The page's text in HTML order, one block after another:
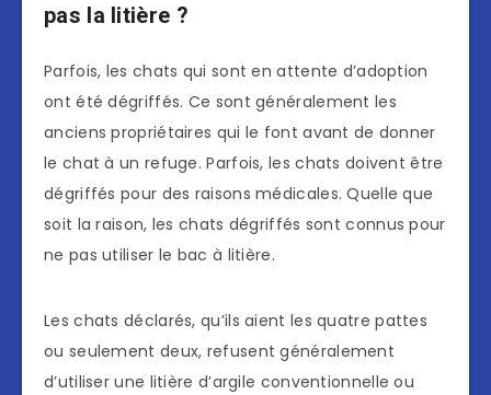
pas la litière ?
Parfois, les chats qui sont en attente d’adoption
ont été dégriffés. Ce sont généralement les
anciens propriétaires qui le font avant de donner
le chat à un refuge. Parfois, les chats doivent être
dégriffés pour des raisons médicales. Quelle que
soit la raison, les chats dégriffés sont connus pour
ne pas utiliser le bac à litière.
Les chats déclarés, qu’ils aient les quatre pattes
ou seulement deux, refusent généralement
d’utiliser une litière d’argile conventionnelle ou